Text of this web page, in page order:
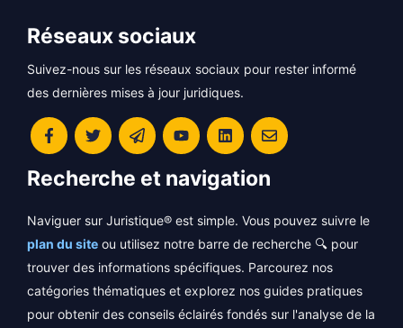
Réseaux sociaux
Suivez-nous sur les réseaux sociaux pour rester informé
des dernières mises à jour juridiques.
Recherche et navigation
Naviguer sur Juristique® est simple. Vous pouvez suivre le
plan du site ou utilisez notre barre de recherche 🔍 pour
trouver des informations spécifiques. Parcourez nos
catégories thématiques et explorez nos guides pratiques
pour obtenir des conseils éclairés fondés sur l'analyse de la